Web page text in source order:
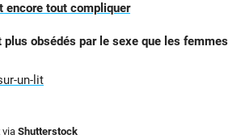
encore tout compliquer
obsédés par le sexe que les femmes
via Shutterstock